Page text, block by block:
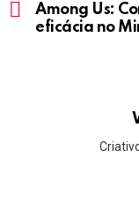
moreAmong Us:
eficácia no